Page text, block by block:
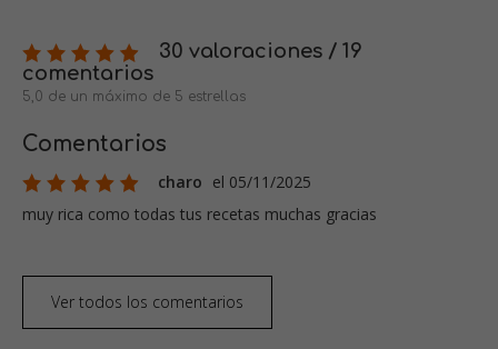
30 valoraciones / 19
comentarios
5,0 de un máximo de 5 estrellas
Comentarios
charo el 05/11/2025
muy rica como todas tus recetas muchas gracias
Ver todos los comentarios